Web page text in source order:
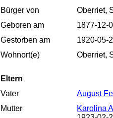
Bürger von
Oberriet,
Geboren am
1877-12-
Gestorben am
1920-05-
Wohnort(e)
Oberriet,
Eltern
Vater
August
Mutter
Karolina